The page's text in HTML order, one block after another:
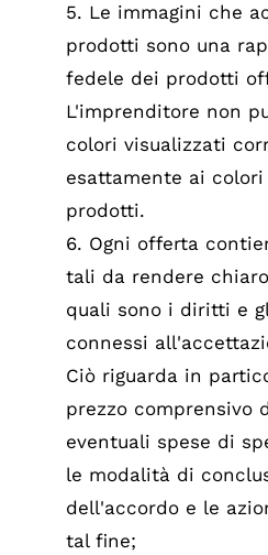
5. Le immagini che
prodotti sono una
fedele dei prodotti
L'imprenditore non
colori visualizzati
esattamente ai
prodotti.
6. Ogni offerta
tali da rendere
quali sono i diritti e
connessi
Ciò riguarda in
prezzo comprensivo
eventuali spese di
le modalità di
dell'accordo e le
tal fine;